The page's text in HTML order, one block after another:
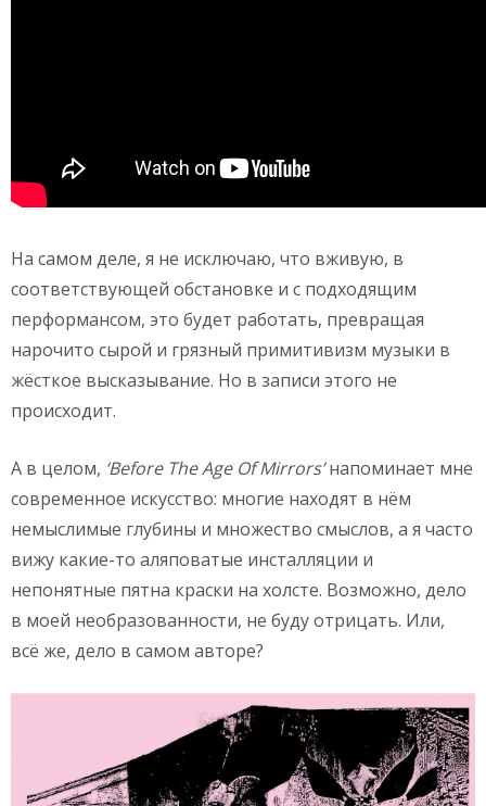
На самом деле, я не исключаю, что вживую, в
соответствующей обстановке и с подходящим
перформансом, это будет работать, превращая
нарочито сырой и грязный примитивизм музыки в
жёсткое высказывание. Но в записи этого не
происходит.
А в целом, ‘Before TheAge OfMirrors’напоминает мне
современное искусство: многие находят в нём
немыслимые глубины и множество смыслов, а я часто
вижу какие-то аляповатые инсталляции и
непонятные пятна краски на холсте. Возможно, дело
в моей необразованности, не буду отрицать. Или,
всё же, дело в самом авторе?